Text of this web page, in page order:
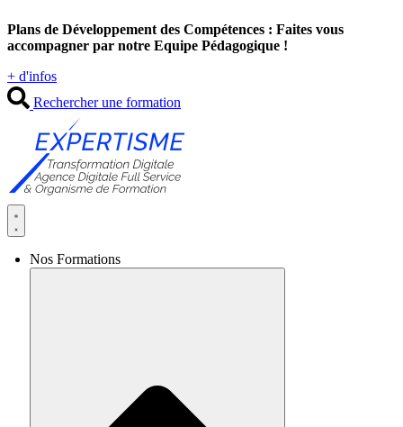
au
contenu
Plans de Développement des Compétences : Faites vous
accompagner par notre Equipe Pédagogique !
+ d'infos
Rechercher une formation
Nos Formations